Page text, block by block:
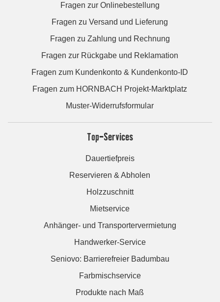
Fragen zur Onlinebestellung
Fragen zu Versand und Lieferung
Fragen zu Zahlung und Rechnung
Fragen zur Rückgabe und Reklamation
Fragen zum Kundenkonto & Kundenkonto-ID
Fragen zum HORNBACH Projekt-Marktplatz
Muster-Widerrufsformular
Top-Services
Dauertiefpreis
Reservieren & Abholen
Holzzuschnitt
Mietservice
Anhänger- und Transportervermietung
Handwerker-Service
Seniovo: Barrierefreier Badumbau
Farbmischservice
Produkte nach Maß